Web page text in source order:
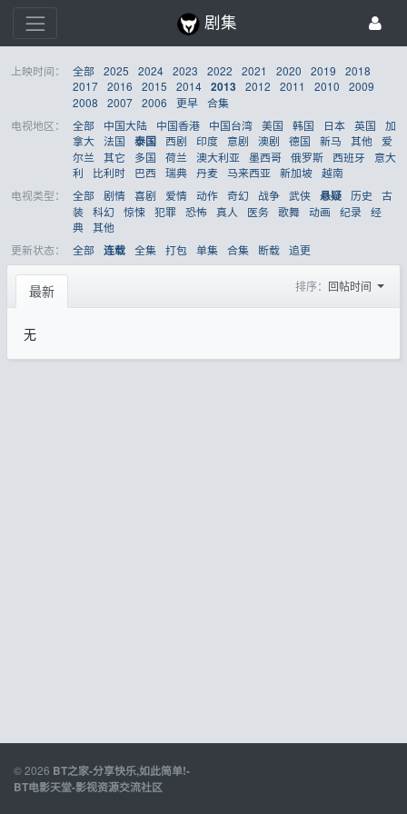
剧集
上映时间： 全部 2025 2024 2023 2022 2021 2020 2019
2018
2017 2016 2015 2014 2013 2012 2011 2010
2009
2008
2007 2006 更早 合集
电视地区：
全部 中国大陆 中国香港 中国台湾 美国 韩国 日本 英国
加
拿大 法国 泰国 西剧 印度 意剧 澳剧 德国 新马 其他
爱
尔兰
其它 多国 荷兰 澳大利亚 墨西哥 俄罗斯 西班牙
意大
利
比利时 巴西 瑞典 丹麦 马来西亚 新加坡 越南
电视类型：
全部 剧情 喜剧 爱情 动作 奇幻 战争 武侠 悬疑 历史
古
装 科幻 惊悚 犯罪 恐怖 真人 医务 歌舞 动画 纪录 经
典 其他
更新状态：
全部 连载 全集 打包 单集 合集 断载 追更
最新 排序： 回帖时间
无
© 2026 BT之家-分享快乐,如此简单!-
BT电影天堂-影视资源交流社区